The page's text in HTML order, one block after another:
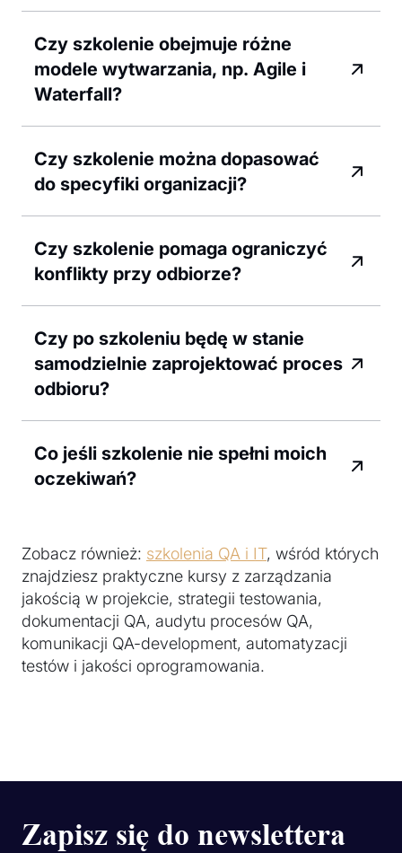
Czy szkolenie obejmuje różne
modele wytwarzania, np. Agile i
Waterfall?
Czy szkolenie można dopasować
do specyfiki organizacji?
Czy szkolenie pomaga ograniczyć
konflikty przy odbiorze?
Czy po szkoleniu będę w stanie
samodzielnie zaprojektować proces
odbioru?
Co jeśli szkolenie nie spełni moich
oczekiwań?
Zobacz również: szkolenia QA i IT, wśród których
znajdziesz praktyczne kursy z zarządzania
jakością w projekcie, strategii testowania,
dokumentacji QA, audytu procesów QA,
komunikacji QA-development, automatyzacji
testów i jakości oprogramowania.
Zapisz się do newslettera